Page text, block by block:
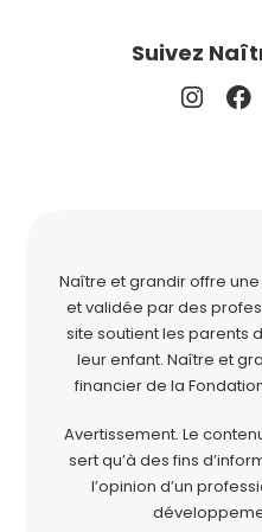
Suivez
Naître et grandir offre
et validée par des
site soutient les parents
leur enfant. Naître et
financier de la
Avertissement. Le
sert qu’à des fins
l’opinion d’un